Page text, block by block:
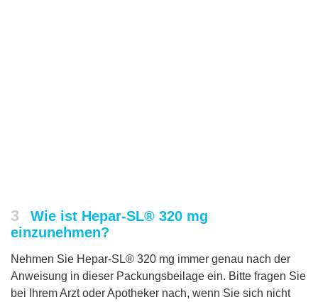
3
Wie ist Hepar-SL® 320 mg
einzunehmen?
Nehmen Sie Hepar-SL® 320 mg immer genau nach der
Anweisung in dieser Packungsbeilage ein. Bitte fragen Sie
bei Ihrem Arzt oder Apotheker nach, wenn Sie sich nicht